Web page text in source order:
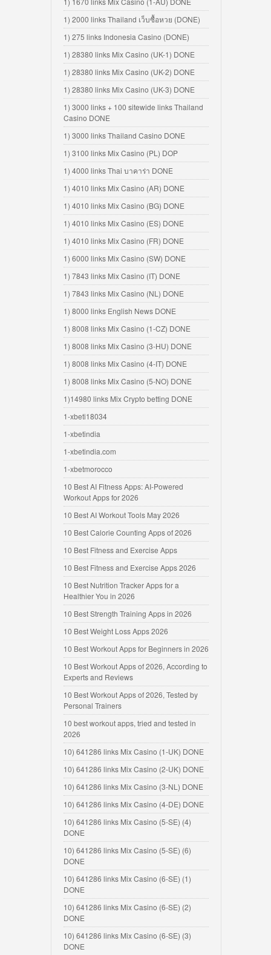
1) 2000 links Thailand เว็บซื้อหวย (DONE)
1) 275 links Indonesia Casino (DONE)
1) 28380 links Mix Casino (UK-1) DONE
1) 28380 links Mix Casino (UK-2) DONE
1) 28380 links Mix Casino (UK-3) DONE
1) 3000 links + 100 sitewide links Thailand
Casino DONE
1) 3000 links Thailand Casino DONE
1) 3100 links Mix Casino (PL) DOP
1) 4000 links Thai บาคาร่า DONE
1) 4010 links Mix Casino (AR) DONE
1) 4010 links Mix Casino (BG) DONE
1) 4010 links Mix Casino (ES) DONE
1) 4010 links Mix Casino (FR) DONE
1) 6000 links Mix Casino (SW) DONE
1) 7843 links Mix Casino (IT) DONE
1) 7843 links Mix Casino (NL) DONE
1) 8000 links English News DONE
1) 8008 links Mix Casino (1-CZ) DONE
1) 8008 links Mix Casino (3-HU) DONE
1) 8008 links Mix Casino (4-IT) DONE
1) 8008 links Mix Casino (5-NO) DONE
1)14980 links Mix Crypto betting DONE
1-xbeti18034
1-xbetindia
1-xbetindia.com
1-xbetmorocco
10 Best AI Fitness Apps: AI-Powered
Workout Apps for 2026
10 Best AI Workout Tools May 2026
10 Best Calorie Counting Apps of 2026
10 Best Fitness and Exercise Apps
10 Best Fitness and Exercise Apps 2026
10 Best Nutrition Tracker Apps for a
Healthier You in 2026
10 Best Strength Training Apps in 2026
10 Best Weight Loss Apps 2026
10 Best Workout Apps for Beginners in 2026
10 Best Workout Apps of 2026, According to
Experts and Reviews
10 Best Workout Apps of 2026, Tested by
Personal Trainers
10 best workout apps, tried and tested in
2026
10) 641286 links Mix Casino (1-UK) DONE
10) 641286 links Mix Casino (2-UK) DONE
10) 641286 links Mix Casino (3-NL) DONE
10) 641286 links Mix Casino (4-DE) DONE
10) 641286 links Mix Casino (5-SE) (4)
DONE
10) 641286 links Mix Casino (5-SE) (6)
DONE
10) 641286 links Mix Casino (6-SE) (1)
DONE
10) 641286 links Mix Casino (6-SE) (2)
DONE
10) 641286 links Mix Casino (6-SE) (3)
DONE